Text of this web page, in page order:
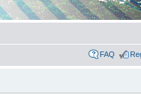
FAQ